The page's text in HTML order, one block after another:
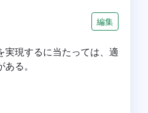
編集
実現するに当たっては、適
る。